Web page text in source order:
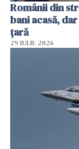
Românii din
bani acasă,
țară
29 IULIE 2026